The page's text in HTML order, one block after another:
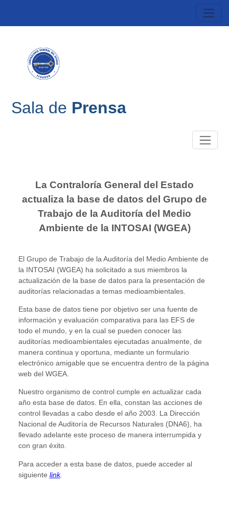
Sala de Prensa
La Contraloría General del Estado
actualiza la base de datos del Grupo de
Trabajo de la Auditoría del Medio
Ambiente de la INTOSAI (WGEA)
El Grupo de Trabajo de la Auditoría del Medio Ambiente de
la INTOSAI (WGEA) ha solicitado a sus miembros la
actualización de la base de datos para la presentación de
auditorías relacionadas a temas medioambientales.
Esta base de datos tiene por objetivo ser una fuente de
información y evaluación comparativa para las EFS de
todo el mundo, y en la cual se pueden conocer las
auditorías medioambientales ejecutadas anualmente, de
manera continua y oportuna, mediante un formulario
electrónico amigable que se encuentra dentro de la página
web del WGEA.
Nuestro organismo de control cumple en actualizar cada
año esta base de datos. En ella, constan las acciones de
control llevadas a cabo desde el año 2003. La Dirección
Nacional de Auditoría de Recursos Naturales (DNA6), ha
llevado adelante este proceso de manera interrumpida y
con gran éxito.
Para acceder a esta base de datos, puede acceder al
siguiente link.